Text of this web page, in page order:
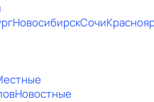
НовосибирскСочи
Новостные